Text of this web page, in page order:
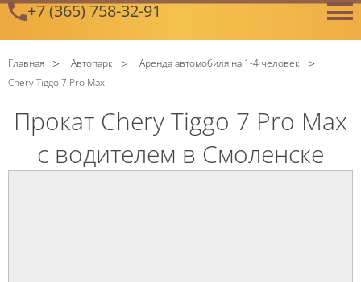
+7 (365) 758-32-91
Главная Автопарк
Аренда автомобиля на 1-4 человек
Chery Tiggo 7 Pro Max
Прокат Chery Tiggo 7 Pro Max
с водителем в Смоленске
GetError
CПолитикой конфиденциальностиознакомлен(а), даю